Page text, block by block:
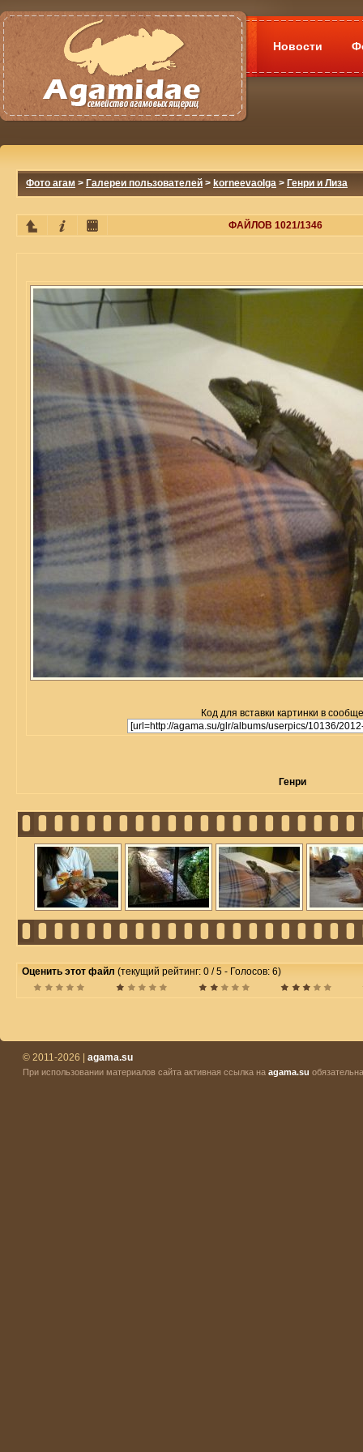
Новости
Фото агам > Галереи пользователей > korneevaolga > Генри и Лиза
ФАЙЛОВ 1021/1346
Код для вставки картинки в
Генри
Оценить этот файл (текущий рейтинг: 0 / 5 - Голосов: 6)
© 2011-2026 | agama.su
При использовании материалов сайта активная ссылка на agama.su